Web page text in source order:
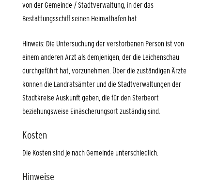
von der Gemeinde-/ Stadtverwaltung, in der das
Bestattungsschiff seinen Heimathafen hat.
Hinweis: Die Untersuchung der verstorbenen Person ist von
einem anderen Arzt als demjenigen, der die Leichenschau
durchgeführt hat, vorzunehmen. Über die zuständigen Ärzte
können die Landratsämter und die Stadtverwaltungen der
Stadtkreise Auskunft geben, die für den Sterbeort
beziehungsweise Einäscherungsort zuständig sind.
Kosten
Die Kosten sind je nach Gemeinde unterschiedlich.
Hinweise